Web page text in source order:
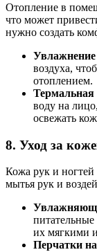
Отопление в
что может
нужно создать
Увлажнение
воздуха,
отоплением.
Термальная
воду на
освежать
8. Уход за
Кожа рук и ногтей
мытья рук и
их мягкими
Перчатки